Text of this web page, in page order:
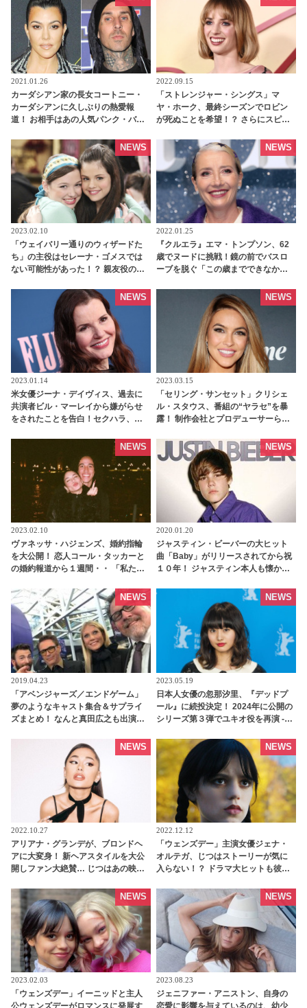
tvgroove
2021.01.26
カーダシアン家の長女コートニー・
カーダシアンに久しぶりの熱愛報
道！ お相手はあの人気パンク・バン
2022.09.15
「ストレンジャー・シングス」マ
ヤ・ホーク、最終シーズンでロビン
が死ぬことを希望！？ さらにスピン
す「あの人が出演するなら・・」 -
tvgroove
2023.02.10
「ウェイバリー通りのウィザードた
ち」の主役はセレーナ・ゴメスでは
ない可能性があった！？ 親友役の女
NEWS
2022.01.25
『クルエラ』エマ・トンプソン、62
歳でヌードに挑戦！鏡の前でバスロ
ーブを脱ぐ「この歳までできなかっ
ンの“難しさ”とは？ - tvgroove
NEWS
2023.01.14
米女優ジーナ・デイヴィス、過去に
共演者ビル・マーレイから嫌がらせ
をされたことを告白！セクハラ、撮
てしまうその内容とは？ - tvgroove
NEWS
2023.03.15
「セリング・サンセット」クリシェ
ル・スタウス、番組の“ヤラセ”を暴
露！ 制作会社とプロデューサーらを
場なんてのぞんでいない」 -
tvgroove
NEWS
2023.02.10
ヴァネッサ・ハジェンズ、婚約指輪
を大公開！ 恋人コール・タッカーと
の婚約報道から１週間・・ 「私たち
tvgroove
NEWS
2020.01.20
ジャスティン・ビーバーの大ヒット
曲「Baby」がリリースされてから祝
１０年！ ジャスティン本人も懐かし
tvgroove
NEWS
2019.04.23
「アベンジャーズ／エンドゲーム」
夢のようなキャスト集合＆サプライ
ズまとめ！ なんと真田広之も出演し
NEWS
2023.05.19
日本人女優の忽那汐里、『デッドプ
ール』に続投決定！ 2024年に公開の
シリーズ第３弾でユキオ役を再演 -
NEWS
2022.10.27
アリアナ・グランデが、ブロンドヘ
アに大変身！ 新ヘアスタイルを大公
開しファン大絶賛… じつはあの映画
tvgroove
NEWS
2022.12.12
「ウェンズデー」主演女優ジェナ・
オルテガ、じつはストーリーが気に
入らない！？ ドラマ大ヒットも彼女
tvgroove
NEWS
2023.02.03
「ウェンズデー」イーニッドと主人
NEWS
2023.08.23
ジェニファー・アニストン、自身の
NEWS